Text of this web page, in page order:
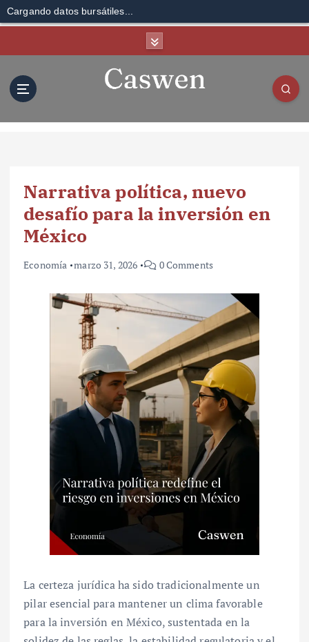
Cargando datos bursátiles...
Narrativa política, nuevo
desafío para la inversión en
México
Economía marzo 31, 2026 0 Comments
La certeza jurídica ha sido tradicionalmente un
pilar esencial para mantener un clima favorable
para la inversión en México, sustentada en la